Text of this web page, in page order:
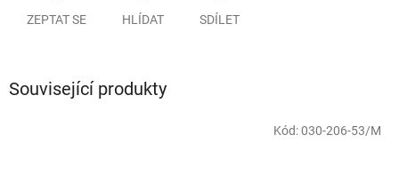
ZEPTAT SE HLÍDAT SDÍLET
Související produkty
Kód:030-206-53/M